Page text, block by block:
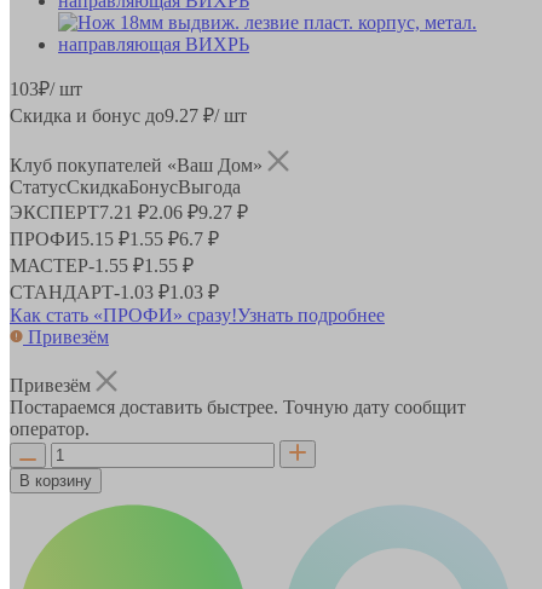
103₽/ шт
Скидка и бонус до9.27 ₽/ шт
Клуб покупателей «Ваш Дом»
СтатусСкидкаБонусВыгода
ЭКСПЕРТ7.21 ₽2.06 ₽9.27 ₽
ПРОФИ5.15 ₽1.55 ₽6.7 ₽
МАСТЕР-1.55 ₽1.55 ₽
СТАНДАРТ-1.03 ₽1.03 ₽
Как стать «ПРОФИ» сразу!Узнать подробнее
Привезём
Привезём
Постараемся доставить быстрее. Точную дату сообщит
оператор.
В корзину